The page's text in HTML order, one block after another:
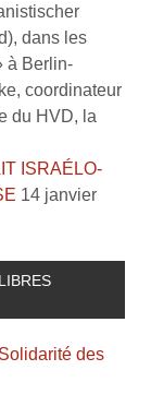
dans les
à Berlin-
coordinateur
du HVD, la
ISRAÉLO-
14 janvier
des